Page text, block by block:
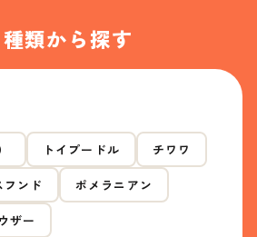
種類から探す
トイプードル チワワ
フンド ポメラニアン
ザー